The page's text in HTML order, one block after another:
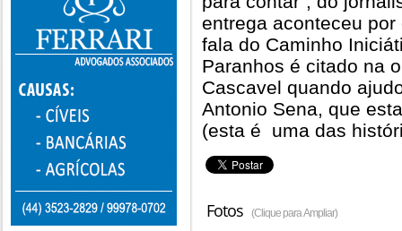
entrega aconteceu
fala do Caminho
Paranhos é citado na
Cascavel quando
Antonio Sena, que
(esta é uma das
Fotos (Clique para Ampliar)